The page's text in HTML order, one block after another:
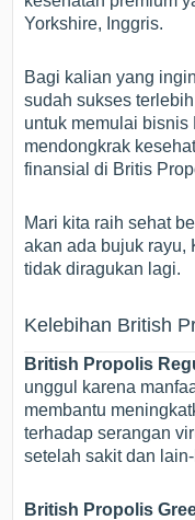
Yorkshire, Inggris.
Bagi kalian yang
sudah sukses
untuk memulai
mendongkrak
finansial di Britis
Mari kita raih sehat
akan ada bujuk rayu,
tidak diragukan lagi.
Kelebihan British
British Propolis
unggul karena
membantu
terhadap serangan
setelah sakit dan
British Propolis